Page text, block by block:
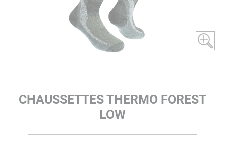
CHAUSSETTES THERMO FOREST
LOW